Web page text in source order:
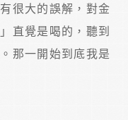
很大的誤解，對金
直覺是喝的，聽到
那一開始到底我是